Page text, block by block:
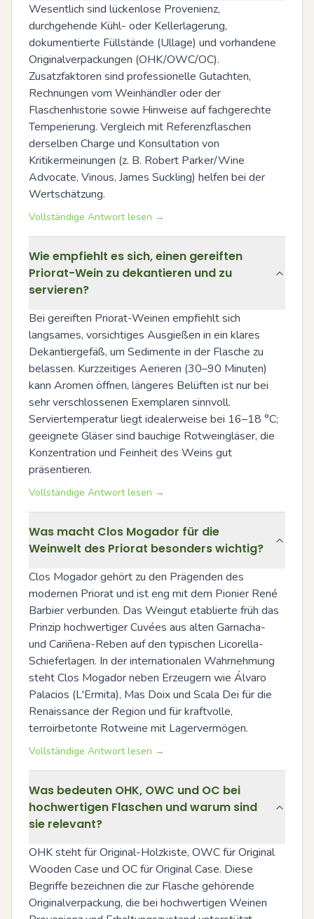
Wesentlich sind lückenlose Provenienz,
durchgehende Kühl- oder Kellerlagerung,
dokumentierte Füllstände (Ullage) und vorhandene
Originalverpackungen (OHK/OWC/OC).
Zusatzfaktoren sind professionelle Gutachten,
Rechnungen vom Weinhändler oder der
Flaschenhistorie sowie Hinweise auf fachgerechte
Temperierung. Vergleich mit Referenzflaschen
derselben Charge und Konsultation von
Kritikermeinungen (z. B. Robert Parker/Wine
Advocate, Vinous, James Suckling) helfen bei der
Wertschätzung.
Vollständige Antwort lesen →
Wie empfiehlt es sich, einen gereiften
Priorat-Wein zu dekantieren und zu
servieren?
Bei gereiften Priorat-Weinen empfiehlt sich
langsames, vorsichtiges Ausgießen in ein klares
Dekantiergefäß, um Sedimente in der Flasche zu
belassen. Kurzzeitiges Aerieren (30–90 Minuten)
kann Aromen öffnen, längeres Belüften ist nur bei
sehr verschlossenen Exemplaren sinnvoll.
Serviertemperatur liegt idealerweise bei 16–18 °C;
geeignete Gläser sind bauchige Rotweingläser, die
Konzentration und Feinheit des Weins gut
präsentieren.
Vollständige Antwort lesen →
Was macht Clos Mogador für die
Weinwelt des Priorat besonders wichtig?
Clos Mogador gehört zu den Prägenden des
modernen Priorat und ist eng mit dem Pionier René
Barbier verbunden. Das Weingut etablierte früh das
Prinzip hochwertiger Cuvées aus alten Garnacha-
und Cariñena-Reben auf den typischen Licorella-
Schieferlagen. In der internationalen Wahrnehmung
steht Clos Mogador neben Erzeugern wie Álvaro
Palacios (L'Ermita), Mas Doix und Scala Dei für die
Renaissance der Region und für kraftvolle,
terroirbetonte Rotweine mit Lagervermögen.
Vollständige Antwort lesen →
Was bedeuten OHK, OWC und OC bei
hochwertigen Flaschen und warum sind
sie relevant?
OHK steht für Original-Holzkiste, OWC für Original
Wooden Case und OC für Original Case. Diese
Begriffe bezeichnen die zur Flasche gehörende
Originalverpackung, die bei hochwertigen Weinen